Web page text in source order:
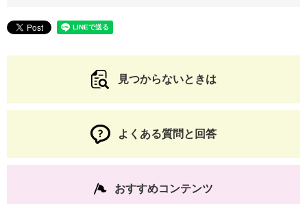
見つからないときは
よくある質問と回答
おすすめコンテンツ